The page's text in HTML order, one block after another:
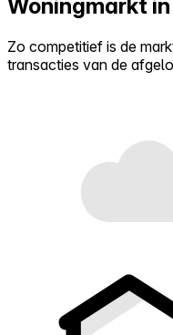
Woningmarkt
Zo competitief is de
transacties van de